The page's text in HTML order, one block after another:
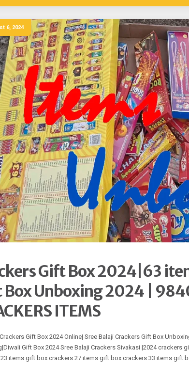
6, 2024
Gift Box 2024|63
Box Unboxing 2024 |
ITEMS
Gift Box 2024 Online| Sree Balaji Crackers Gift Box
Gift Box 2024 Sree Balaji Crackers Sivakasi |2024 crackers
items gift box crackers 27 items gift box crackers 33 items gift